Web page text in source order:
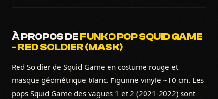
À PROPOS DEFUNKO POP SQUID GAME
- RED SOLDIER (MASK)
Red Soldier de Squid Game en costume rouge et
masque géométrique blanc. Figurine vinyle ~10 cm. Les
pops Squid Game des vagues 1 et 2 (2021-2022) sont